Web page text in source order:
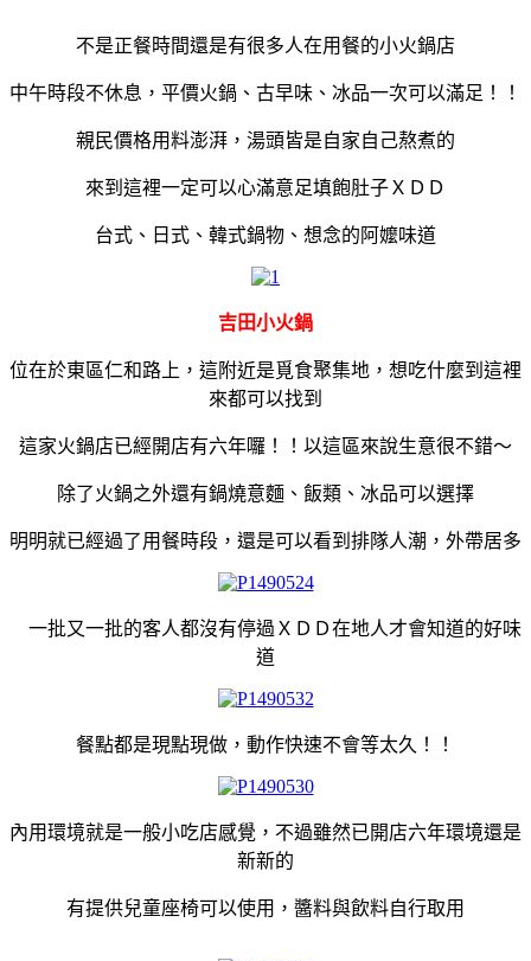
不是正餐時間還是有很多人在用餐的小火鍋店
中午時段不休息，平價火鍋、古早味、冰品一次可以滿足！！
親民價格用料澎湃，湯頭皆是自家自己熬煮的
來到這裡一定可以心滿意足填飽肚子ＸＤＤ
台式、日式、韓式鍋物、想念的阿嬤味道
吉田小火鍋
位在於東區仁和路上，這附近是覓食聚集地，想吃什麼到這裡
來都可以找到
這家火鍋店已經開店有六年囉！！以這區來說生意很不錯～
除了火鍋之外還有鍋燒意麵、飯類、冰品可以選擇
明明就已經過了用餐時段，還是可以看到排隊人潮，外帶居多
一批又一批的客人都沒有停過ＸＤＤ在地人才會知道的好味
道
餐點都是現點現做，動作快速不會等太久！！
內用環境就是一般小吃店感覺，不過雖然已開店六年環境還是
新新的
有提供兒童座椅可以使用，醬料與飲料自行取用